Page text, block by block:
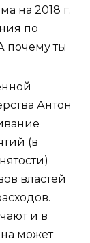
на 2018 г.
по
почему ты
Антон
(в
властей
и в
может